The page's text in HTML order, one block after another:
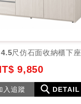
尺仿石面收納櫃下座
9,850
入追蹤 DETAIL